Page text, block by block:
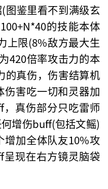
图鉴里看不到满级玄
的技能本体
上限(8%敌方最大生
420倍率攻击力的本
的真伤，伤害结算机
伤害吃一切和灵器加
真伤部分只吃雷师
增伤buff(包括文鳐)
增加全体队友10%攻
现在右方镜灵脑袋